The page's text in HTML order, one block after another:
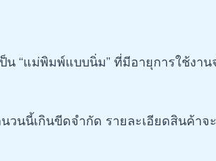
“แม่พิมพ์แบบนิ่ม” ที่มีอายุการใช้งาน
นี้เกินขีดจำกัด รายละเอียดสินค้าจะ